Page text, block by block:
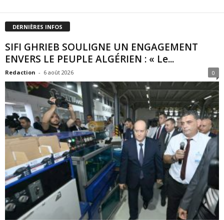
DERNIÈRES INFOS
SIFI GHRIEB SOULIGNE UN ENGAGEMENT
ENVERS LE PEUPLE ALGÉRIEN : « Le...
Redaction - 6 août 2026 0